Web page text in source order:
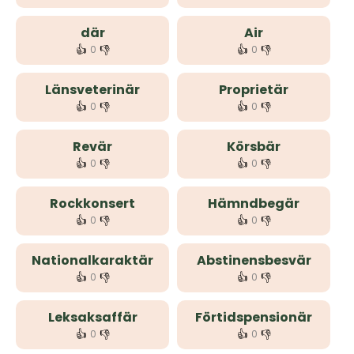
där
👍 0 👎
Air
👍 0 👎
Länsveterinär
👍 0 👎
Proprietär
👍 0 👎
Revär
👍 0 👎
Körsbär
👍 0 👎
Rockkonsert
👍 0 👎
Hämndbegär
👍 0 👎
Nationalkaraktär
👍 0 👎
Abstinensbesvär
👍 0 👎
Leksaksaffär
👍 0 👎
Förtidspensionär
👍 0 👎